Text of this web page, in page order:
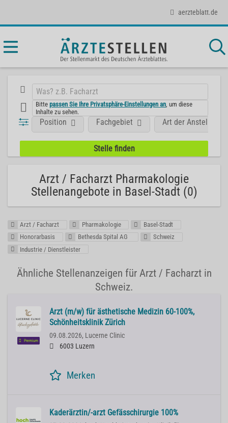
aerzteblatt.de
Bittepassen Sie Ihre Privatsphäre-Einstellungen an , um diese
Inhalte zu sehen.
Position Fachgebiet Art der Anstellung
Arzt / Facharzt Pharmakologie
Stellenangebote in Basel-Stadt (0)
Arzt / Facharzt Pharmakologie
Basel-Stadt
Honorarbasis
Bethesda Spital AG
Schweiz
Industrie / Dienstleister
Ähnliche Stellenanzeigen für Arzt / Facharzt in
Schweiz.
Premium
Arzt (m/w) für ästhetische Medizin 60-100%,
Schönheitsklinik Zürich
09.08.2026, Lucerne Clinic
6003 Luzern
Merken
Kaderärztin/-arzt Gefässchirurgie 100%